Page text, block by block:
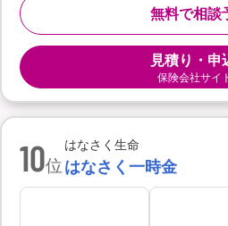
無料で相談
見積り・申
保険会社サイ
10位
はなさく生命
はなさく一時金